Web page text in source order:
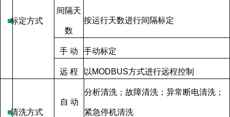
■标定方式
间隔天
数
按运行天数进行间隔标定
手 动 手动标定
远 程 以 MODBUS方式进行远程控制
■清洗方式
自 动
分析清洗；故障清洗；异常断电清洗；
紧急停机清洗